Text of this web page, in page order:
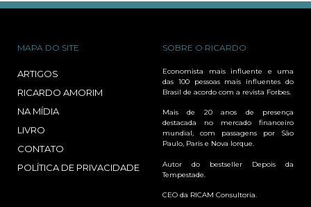
MAPA DO SITE
ARTIGOS
RICARDO AMORIM
NA MÍDIA
LIVRO
CONTATO
POLÍTICA DE PRIVACIDADE
SOBRE O RICARDO
Economista mais influente e uma
das 100 pessoas mais influentes do
Brasil de acordo com a revista Forbes.
Mais de 20 anos de presença
destacada no mercado financeiro
mundial, com passagens por São
Paulo, Paris e Nova Iorque.
Autor do bestseller Depois da
Tempestade.
CEO da RICAM Consultoria.